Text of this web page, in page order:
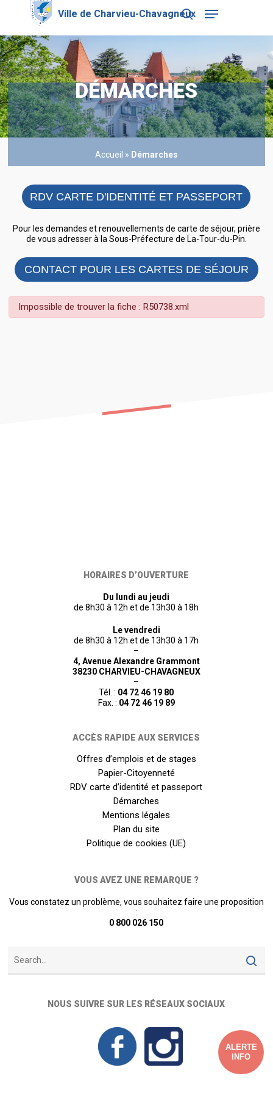
content
search
Menu
DÉMARCHES
Accueil » Démarches
RDV CARTE D'IDENTITÉ ET PASSEPORT
Pour les demandes et renouvellements de carte de séjour, prière
de vous adresser à la Sous-Préfecture de La-Tour-du-Pin.
CONTACT POUR LES CARTES DE SÉJOUR
Impossible de trouver la fiche : R50738.xml
HORAIRES D’OUVERTURE
Du lundi au jeudi
de 8h30 à 12h et de 13h30 à 18h
Le vendredi
de 8h30 à 12h et de 13h30 à 17h
–
4, Avenue Alexandre Grammont
38230 CHARVIEU-CHAVAGNEUX
–
Tél. : 04 72 46 19 80
Fax. : 04 72 46 19 89
ACCÈS RAPIDE AUX SERVICES
Offres d’emplois et de stages
Papier-Citoyenneté
RDV carte d’identité et passeport
Démarches
Mentions légales
Plan du site
Politique de cookies (UE)
VOUS AVEZ UNE REMARQUE ?
Vous constatez un problème, vous souhaitez faire une proposition
:
0 800 026 150
NOUS SUIVRE SUR LES RÉSEAUX SOCIAUX
Close
ALERTE
INFO